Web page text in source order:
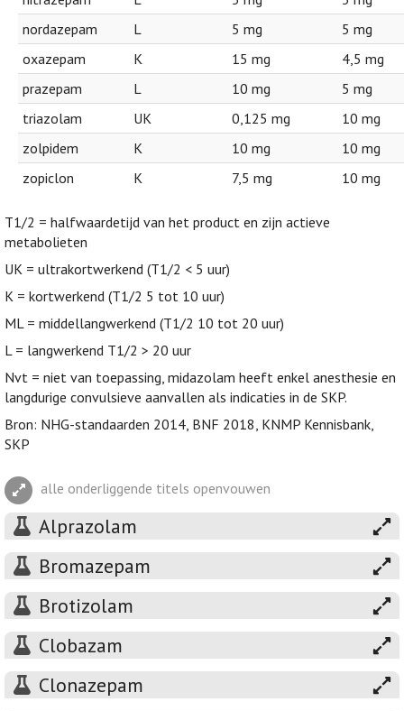
nordazepam
L 5 mg
5 mg
oxazepam
K 15 mg
4,5 mg
prazepam
L 10 mg
5 mg
triazolam
UK 0,125 mg
10 mg
zolpidem
K 10 mg
10 mg
zopiclon
K 7,5 mg 10 mg
T1/2 = halfwaardetijd van het product en zijn actieve
metabolieten
UK = ultrakortwerkend (T1/2 < 5 uur)
K = kortwerkend (T1/2 5 tot 10 uur)
ML = middellangwerkend (T1/2 10 tot 20 uur)
L = langwerkend T1/2 > 20 uur
Nvt = niet van toepassing, midazolam heeft enkel anesthesie en
langdurige convulsieve aanvallen als indicaties in de SKP.
Bron: NHG-standaarden 2014, BNF 2018, KNMP Kennisbank,
SKP
alle onderliggende titels openvouwen
Alprazolam
Bromazepam
Brotizolam
Clobazam
Clonazepam